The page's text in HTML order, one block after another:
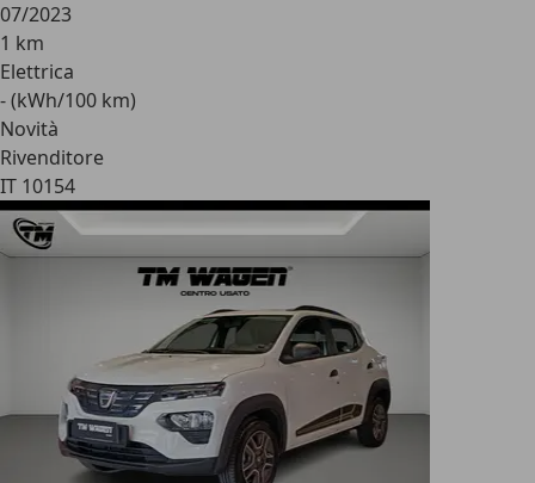
07/2023
1 km
Elettrica
- (kWh/100 km)
Novità
Rivenditore
IT 10154